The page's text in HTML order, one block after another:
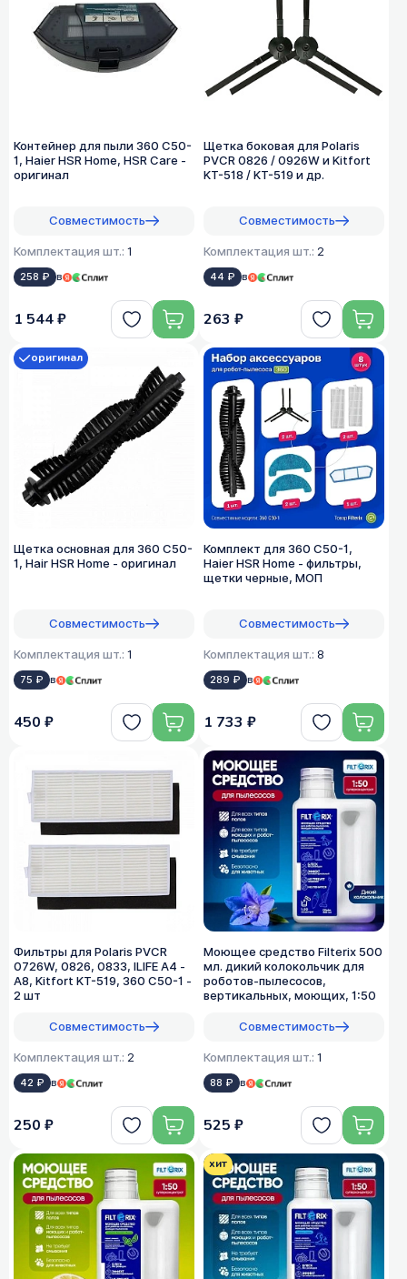
Контейнер для пыли 360 C50-
1, Haier HSR Home, HSR Care -
оригинал
Совместимость
Комплектация шт.: 1
258 ₽ в
1 544 ₽
Щетка боковая для Polaris
PVCR 0826 / 0926W и Kitfort
KT-518 / KT-519 и др.
Совместимость
Комплектация шт.: 2
44 ₽ в
263 ₽
Щетка основная для 360 C50-
1, Hair HSR Home - оригинал
Совместимость
Комплектация шт.: 1
75 ₽ в
оригинал
450 ₽
Комплект для 360 C50-1,
Haier HSR Home - фильтры,
щетки черные, МОП
Совместимость
Комплектация шт.: 8
289 ₽ в
1 733 ₽
Фильтры для Polaris PVCR
0726W, 0826, 0833, ILIFE A4 -
A8, Kitfort KT-519, 360 C50-1 -
2 шт
Совместимость
Комплектация шт.: 2
42 ₽ в
250 ₽
Моющее средство Filterix 500
мл. дикий колокольчик для
роботов-пылесосов,
вертикальных, моющих, 1:50
Совместимость
Комплектация шт.: 1
88 ₽ в
525 ₽
хит